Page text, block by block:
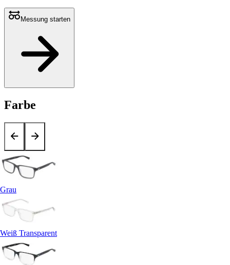
Messung starten
Farbe
Grau
Weiß Transparent